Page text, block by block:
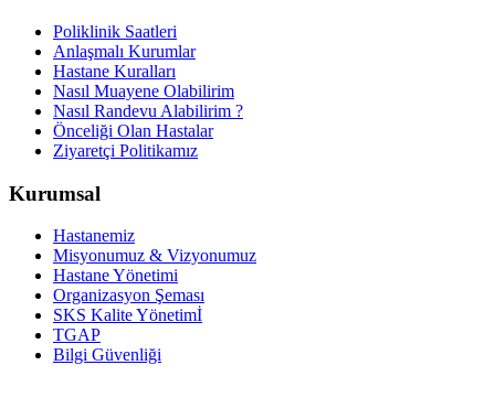
Poliklinik Saatleri
Anlaşmalı Kurumlar
Hastane Kuralları
Nasıl Muayene Olabilirim
Nasıl Randevu Alabilirim ?
Önceliği Olan Hastalar
Ziyaretçi Politikamız
Kurumsal
Hastanemiz
Misyonumuz & Vizyonumuz
Hastane Yönetimi
Organizasyon Şeması
SKS Kalite Yönetimİ
TGAP
Bilgi Güvenliği